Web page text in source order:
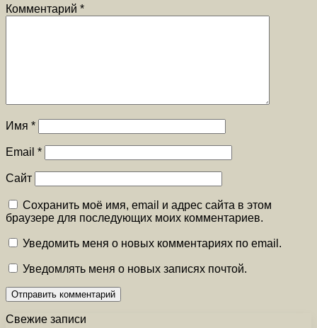
Комментарий *
Имя *
Email *
Сайт
Сохранить моё имя, email и адрес сайта в этом
браузере для последующих моих комментариев.
Уведомить меня о новых комментариях по email.
Уведомлять меня о новых записях почтой.
Свежие записи